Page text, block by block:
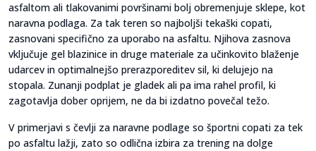
asfaltom ali tlakovanimi površinami bolj obremenjuje sklepe, kot
naravna podlaga. Za tak teren so najboljši tekaški copati,
zasnovani specifično za uporabo na asfaltu. Njihova zasnova
vključuje gel blazinice in druge materiale za učinkovito blaženje
udarcev in optimalnejšo prerazporeditev sil, ki delujejo na
stopala. Zunanji podplat je gladek ali pa ima rahel profil, ki
zagotavlja dober oprijem, ne da bi izdatno povečal težo.
V primerjavi s čevlji za naravne podlage so športni copati za tek
po asfaltu lažji, zato so odlična izbira za trening na dolge